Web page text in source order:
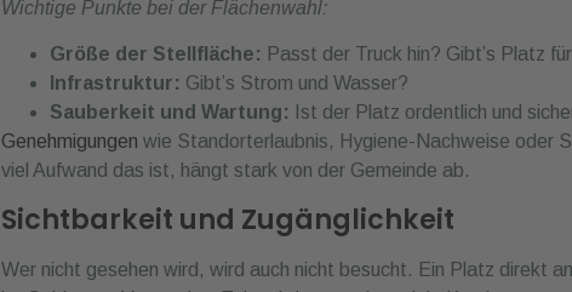
Wichtige Punkte bei der Flächenwahl:
Größe der Stellfläche: Passt der Truck hin? Gibt’s Platz
Infrastruktur: Gibt’s Strom und Wasser?
Sauberkeit und Wartung:
Ist der Platz ordentlich und
Genehmigungen wie Standorterlaubnis, Hygiene-Nachweise oder
viel Aufwand das ist, hängt stark von der Gemeinde ab.
Sichtbarkeit und Zugänglichkeit
Wer nicht gesehen wird, wird auch nicht besucht. Ein Platz direkt